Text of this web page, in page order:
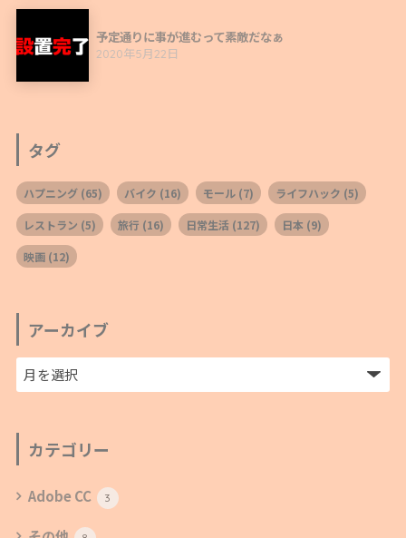
予定通りに事が進むって素敵だなぁ
2020年5月22日
タグ
ハプニング(65) バイク (16) モール(7) ライフハック (5)
レストラン (5) 旅行 (16) 日常生活(127) 日本 (9)
映画(12)
アーカイブ
カテゴリー
Adobe CC 3